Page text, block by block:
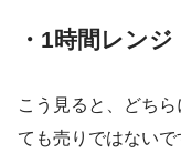
・1時間レンジ
こう見ると、どち
ても売りではないで